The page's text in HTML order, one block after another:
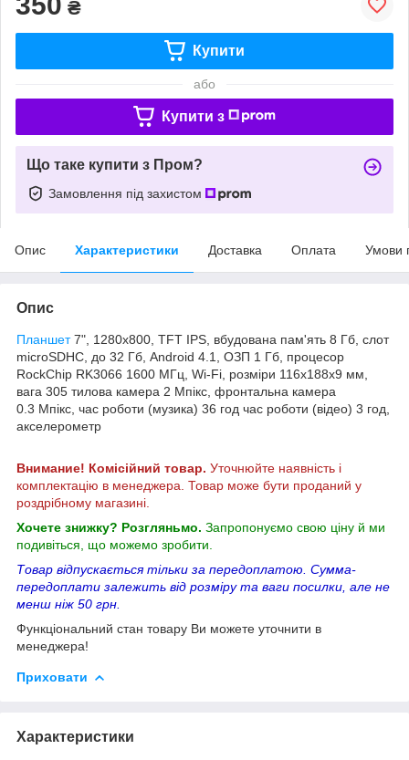
₴
Купити
або
Купити з
Що таке купити з Пром?
Замовлення під захистом
Опис Характеристики Доставка Оплата Умови
Опис
Планшет7", 1280x800, TFT IPS, вбудована пам'ять 8 Гб, слот
microSDHC, до 32 Гб, Android 4.1, ОЗП 1 Гб, процесор
RockChip RK3066 1600 МГц, Wi-Fi, розміри 116x188x9 мм,
вага 305 тилова камера 2 Мпікс, фронтальна камера
0.3 Мпікс, час роботи (музика) 36 год час роботи (відео) 3 год,
акселерометр
Внимание! Комісійний товар. Уточнюйте наявність і
комплектацію в менеджера. Товар може бути проданий у
роздрібному магазині.
Хочете знижку? Розгляньмо. Запропонуємо свою ціну й ми
подивіться, що можемо зробити.
Товар відпускається тільки за передоплатою. Сумма-
передоплати залежить від розміру та ваги посилки, але не
менш ніж 50 грн.
Функціональний стан товару Ви можете уточнити в
менеджера!
Приховати
Характеристики